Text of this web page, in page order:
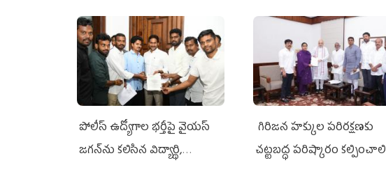
పోలీస్ ఉద్యోగాల భర్తీపై వైయస్
జగన్‌ను కలిసిన విద్యార్థి,
గిరిజన హక్కుల పరిరక్షణకు
చట్టబద్ధ పరిష్కారం కల్పించాలి